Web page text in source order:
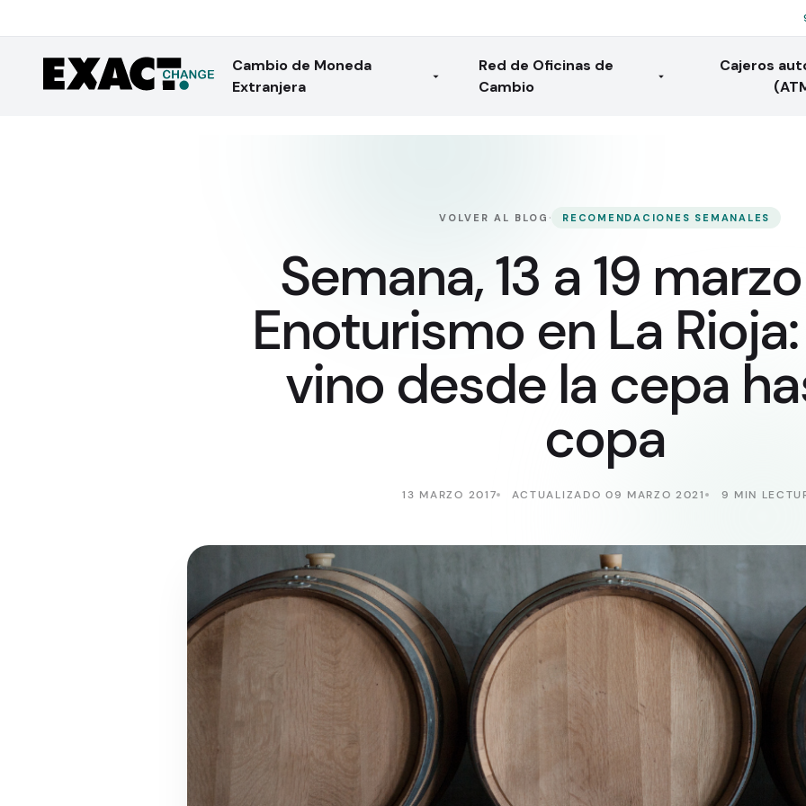
Cambio de Moneda
Extranjera
Red de Oficinas de
Cambio
Cajeros
VOLVER AL BLOG · RECOMENDACIONES SEMANALES
Semana, 13 a 19
Enoturismo en La
vino desde la cepa
copa
13 MARZO 2017 ACTUALIZADO 09 MARZO 2021 9 MIN